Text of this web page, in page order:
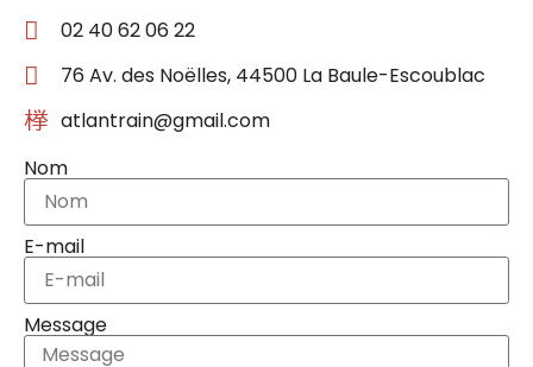
02 40 62 06 22
76 Av. des Noëlles, 44500 La Baule-Escoublac
atlantrain@gmail.com
Nom
E-mail
Message